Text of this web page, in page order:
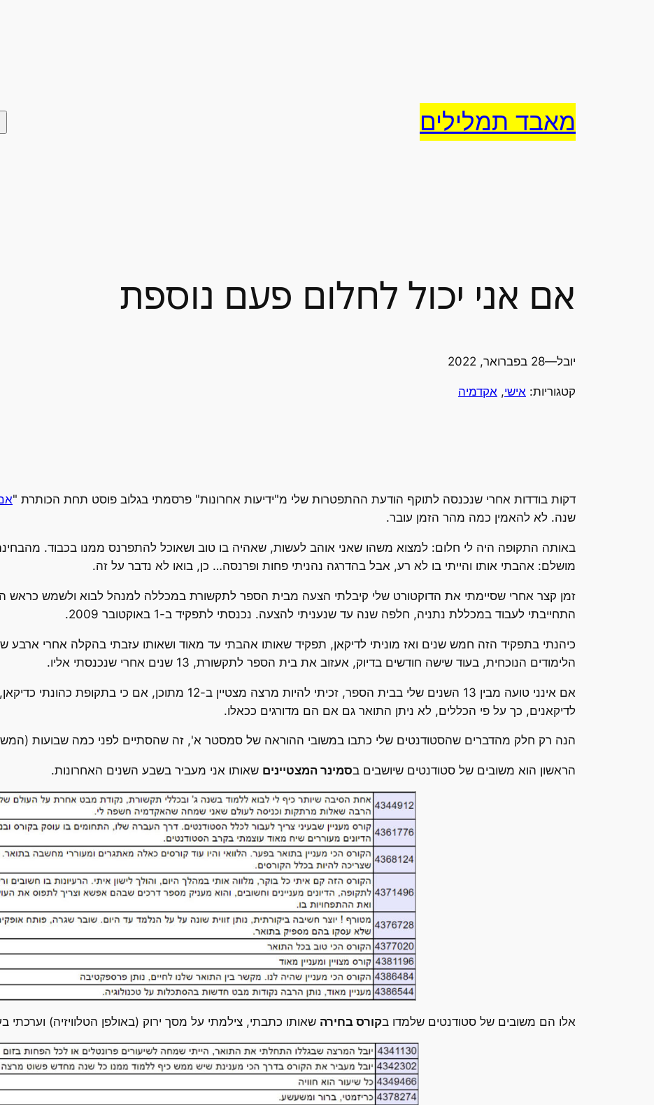
מאבד תמלילים
אם אני יכול לחלום פעם נוספת
יובל—28 בפברואר, 2022
קטגוריות: אישי, אקדמיה
דקות בודדות אחרי שנכנסה לתוקף הודעת ההתפטרות שלי מ"ידיעות אחרונות" פרסמתי בגלוב פוסט תחת הכותרת "
שנה. לא להאמין כמה מהר הזמן עובר.
באותה התקופה היה לי חלום: למצוא משהו שאני אוהב לעשות, שאהיה בו טוב ושאוכל להתפרנס ממנו בכבוד.
מושלם: אהבתי אותו והייתי בו לא רע, אבל בהדרגה נהניתי פחות ופרנסה… כן, בואו לא נדבר על זה.
זמן קצר אחרי שסיימתי את הדוקטורט שלי קיבלתי הצעה מבית הספר לתקשורת במכללה למנהל לבוא ולשמש כראש
התחייבתי לעבוד במכללת נתניה, חלפה שנה עד שנעניתי להצעה. נכנסתי לתפקיד ב-1 באוקטובר 2009.
כיהנתי בתפקיד הזה חמש שנים ואז מוניתי לדיקאן, תפקיד שאותו אהבתי עד מאוד ושאותו עזבתי בהקלה אחרי ארבע
הלימודים הנוכחית, בעוד שישה חודשים בדיוק, אעזוב את בית הספר לתקשורת, 13 שנים אחרי שנכנסתי אליו.
אם אינני טועה מבין 13 השנים שלי בבית הספר, זכיתי להיות מרצה
לדיקאנים, כך על פי הכללים, לא ניתן התואר גם אם הם מדורגים ככאלו.
הנה רק חלק מהדברים שהסטודנטים שלי כתבו במשובי ההוראה של סמסטר א', זה שהסתיים לפני כמה שבועות
הראשון הוא משובים של סטודנטים שיושבים בסמינר המצטיינים שאותו אני מעביר בשבע השנים האחרונות.
אלו הם משובים של סטודנטים שלמדו בקורס בחירה שאותו כתבתי, צילמתי על מסך ירוק (באולפן הטלוויזיה) וערכתי